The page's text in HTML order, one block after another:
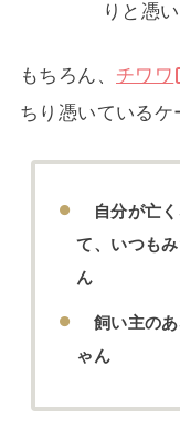
りと憑
もちろん、 チワワ
ちり憑いているケ
自分が亡
て、いつも
ん
飼い主の
ゃん